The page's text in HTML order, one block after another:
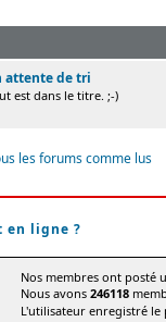
attente de tri
est dans le titre. ;-)
les forums comme lus
en ligne ?
Nos membres ont posté
Nous avons 246118
L'utilisateur enregistré le